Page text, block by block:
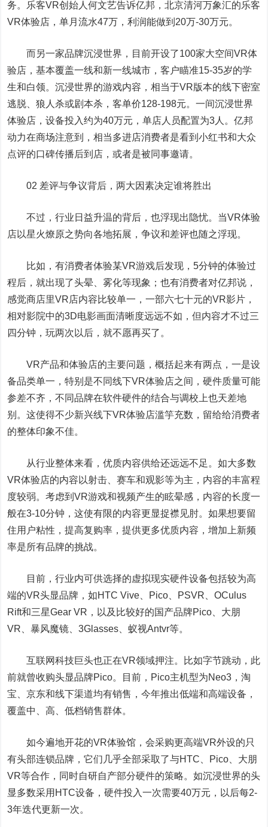
务。乐客VR创始人何文艺告诉亿邦，北京清河万象汇的乐客
VR体验店，单月流水47万，利润能做到20万-30万元。
而另一家品牌沉浸世界，目前开设了100家大空间VR体
验店，基本覆盖一线和新一线城市，客户瞄准15-35岁的学
生和白领。沉浸世界的游戏内容，相当于VR版本的线下密室
逃脱、狼人杀或剧本杀，客单价128-198元。一间沉浸世界
体验店，设备投入约为40万元，单店人员配置为3人。亿邦
动力在商场注意到，相当多进店消费者是看到小红书和大众
点评的口碑传播后到店，或者是被同事邀请。
02 差评与争议背后，两大因素决定谁将胜出
不过，行业日益升温的背后，也浮现出隐忧。当VR体验
店以星火燎原之势向各地拓展，争议和差评也随之浮现。
比如，有消费者体验某VR游戏后发现，5分钟的体验过
程后，就出现了头晕、雾化等现象；也有消费者对亿邦说，
感觉商店里VR店内容比较单一，一部六七十元的VR影片，
相对影院中的3D电影画面清晰度远远不如，但内容才不过三
四分钟，玩两次以后，就不愿再买了。
VR产品和体验店的主要问题，概括起来有两点，一是设
备品类单一，特别是不同线下VR体验店之间，硬件质量可能
参差不齐，不同品牌在软件硬件的结合与调校上也天差地
别。这使得不少新兴线下VR体验店滥竽充数，留给给消费者
的整体印象不佳。
从行业整体来看，优质内容供给还远远不足。如大多数
VR体验店的内容以射击、赛车和观影等为主，内容的丰富程
度较弱。考虑到VR游戏和视频产生的眩晕感，内容的长度一
般在3-10分钟，这使有限的内容更显捉襟见肘。如果想要留
住用户粘性，提高复购率，提供更多优质内容，增加上新频
率是所有品牌的挑战。
目前，行业内可供选择的虚拟现实硬件设备包括较为高
端的VR头显品牌，如HTC Vive、Pico、PSVR、OCulus
Rift和三星Gear VR，以及比较好的国产品牌Pico、大朋
VR、暴风魔镜、3Glasses、蚁视Antvr等。
互联网科技巨头也正在VR领域押注。比如字节跳动，此
前就曾收购头显品牌Pico。目前，Pico主机型为Neo3，淘
宝、京东和线下渠道均有销售，今年推出低端和高端设备，
覆盖中、高、低档销售群体。
如今遍地开花的VR体验馆，会采购更高端VR外设的只
有头部连锁品牌，它们几乎全部采取了与HTC、Pico、大朋
VR等合作，同时自研自产部分硬件的策略。如沉浸世界的头
显多数采用HTC设备，硬件投入一次需要40万元，以后每2-
3年迭代更新一次。